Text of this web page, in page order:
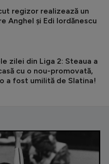
regizor realizează un
Anghel și Edi Iordănescu
zilei din Liga 2: Steaua a
cu o nou-promovată,
a fost umilită de Slatina!